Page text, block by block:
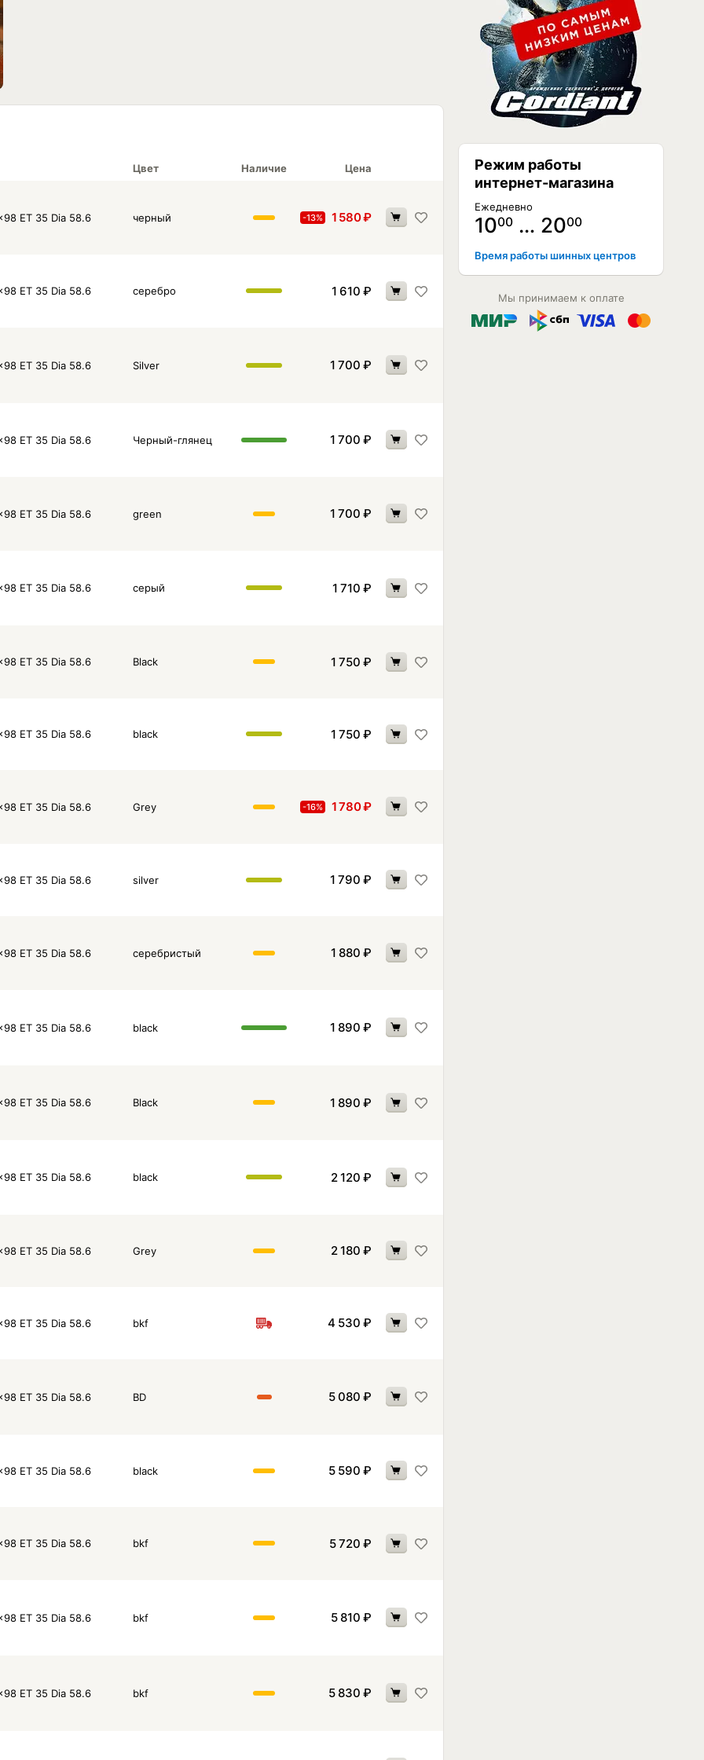
Цвет Наличие Цена
ET 35 Dia 58.6 черный -13% 1 580₽
ET 35 Dia 58.6 серебро 1 610 ₽
ET 35 Dia 58.6 Silver 1 700 ₽
ET 35 Dia 58.6 Черный-глянец 1 700 ₽
ET 35 Dia 58.6 green 1 700 ₽
ET 35 Dia 58.6 серый 1 710 ₽
ET 35 Dia 58.6 Black 1 750 ₽
ET 35 Dia 58.6 black 1 750 ₽
ET 35 Dia 58.6 Grey -16% 1 780₽
ET 35 Dia 58.6 silver 1 790 ₽
ET 35 Dia 58.6 серебристый 1 880 ₽
ET 35 Dia 58.6 black 1 890 ₽
ET 35 Dia 58.6 Black 1 890 ₽
ET 35 Dia 58.6 black 2 120 ₽
ET 35 Dia 58.6 Grey 2 180 ₽
ET 35 Dia 58.6 bkf 4 530 ₽
ET 35 Dia 58.6 BD 5 080 ₽
ET 35 Dia 58.6 black 5 590 ₽
ET 35 Dia 58.6 bkf 5 720 ₽
ET 35 Dia 58.6 bkf 5 810 ₽
ET 35 Dia 58.6 bkf 5 830 ₽
Режим работы
интернет-магазина
Ежедневно
1000 … 2000
Время работы шинных центров
Мы принимаем к оплате